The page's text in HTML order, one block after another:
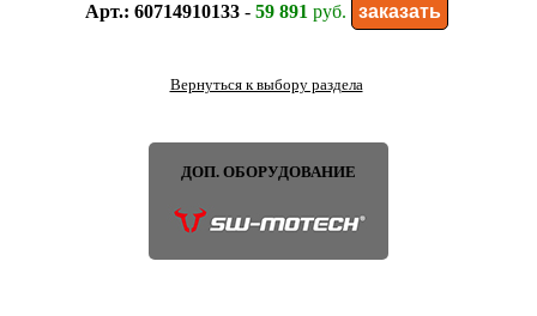
Арт.: 60714910133- 59 891 руб.
Вернуться к выбору раздела
ДОП. ОБОРУДОВАНИЕ